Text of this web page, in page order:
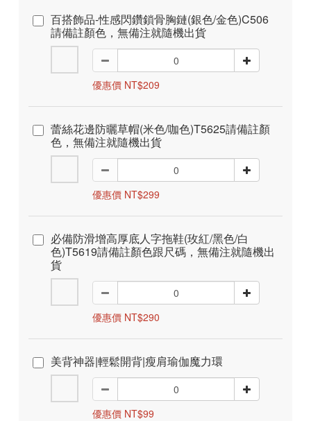
百搭飾品-性感閃鑽鎖骨胸鏈(銀色/金色)C506
請備註顏色，無備注就隨機出貨
優惠價 NT$209
蕾絲花邊防曬草帽(米色/咖色)T5625請備註顏
色，無備注就隨機出貨
優惠價 NT$299
必備防滑增高厚底人字拖鞋(玫紅/黑色/白
色)T5619請備註顏色跟尺碼，無備注就隨機出
貨
優惠價 NT$290
美背神器|輕鬆開背|瘦肩瑜伽魔力環
優惠價 NT$99